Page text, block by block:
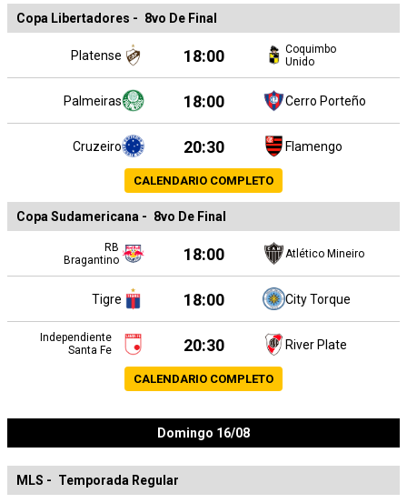
Copa Libertadores - 8vo De Final
Platense 18:00
Coquimbo
Unido
Palmeiras 18:00 Cerro Porteño
Cruzeiro 20:30 Flamengo
CALENDARIO COMPLETO
Copa Sudamericana - 8vo De Final
RB
Bragantino
18:00 Atlético Mineiro
Tigre 18:00 City Torque
Independiente
Santa Fe
20:30 River Plate
CALENDARIO COMPLETO
Domingo 16/08
MLS - Temporada Regular